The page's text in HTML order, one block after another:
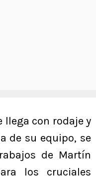
llega con rodaje y
de su equipo, se
de Martín
los cruciales